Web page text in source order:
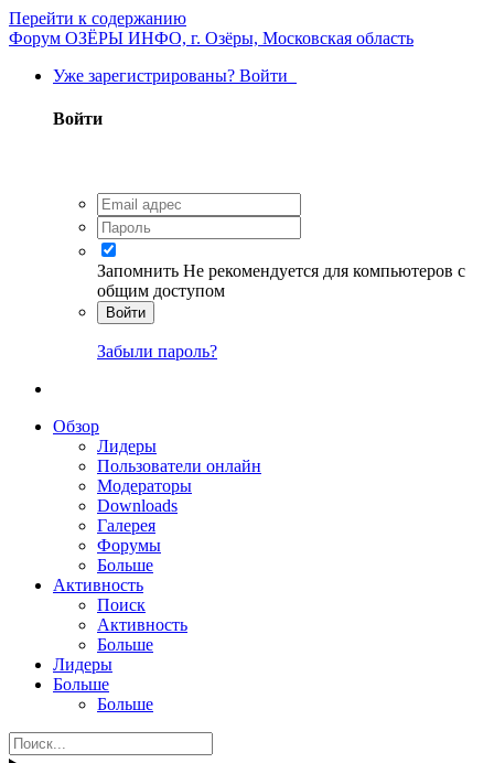
Перейти к содержанию
Форум ОЗЁРЫ ИНФО, г. Озёры, Московская область
Уже зарегистрированы? Войти
Войти
Запомнить Не рекомендуется для компьютеров с
общим доступом
Войти
Забыли пароль?
Обзор
Лидеры
Пользователи онлайн
Модераторы
Downloads
Галерея
Форумы
Больше
Активность
Поиск
Активность
Больше
Лидеры
Больше
Больше